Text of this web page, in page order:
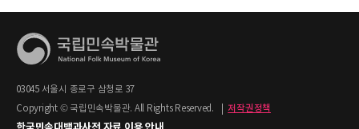
03045 서울시 종로구 삼청로 37
Copyright © 국립민속박물관. All Rights Reserved.
저작권정책